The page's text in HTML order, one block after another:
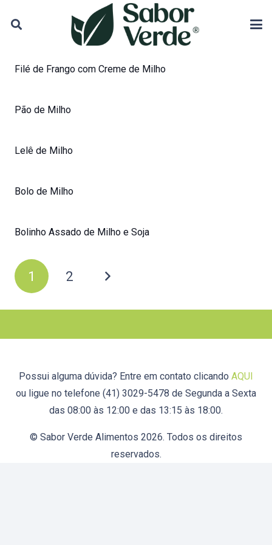
Filé de Frango com Creme de Milho
Pão de Milho
Lelê de Milho
Bolo de Milho
Bolinho Assado de Milho e Soja
1 2
Possui alguma dúvida? Entre em contato clicando AQUI
ou ligue no telefone (41) 3029-5478 de Segunda a Sexta
das 08:00 às 12:00 e das 13:15 às 18:00.
© Sabor Verde Alimentos 2026. Todos os direitos
reservados.